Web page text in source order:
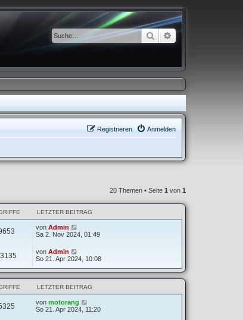
Suche Erweiterte Suche
Anmelden
Registrieren
20 Themen • Seite 1 von 1
LETZTER BEITRAG
von Admin
Sa 2. Nov 2024, 01:49
von Admin
So 21. Apr 2024, 10:08
LETZTER BEITRAG
von motorang
So 21. Apr 2024, 11:20